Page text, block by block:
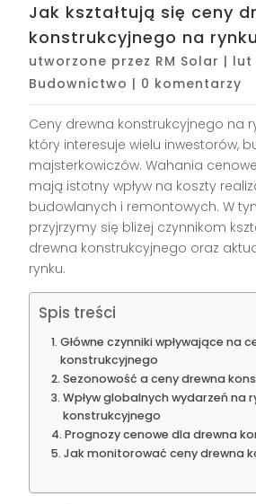
Jak kształtują się ceny
konstrukcyjnego na
utworzone przez RM Solar | lut
Budownictwo | 0 komentarzy
Ceny drewna konstrukcyjnego na
który interesuje wielu inwestorów,
majsterkowiczów. Wahania
mają istotny wpływ na koszty
budowlanych i remontowych. W
przyjrzymy się bliżej czynnikom
drewna konstrukcyjnego oraz
rynku.
Spis treści
Główne czynniki wpływające na
konstrukcyjnego
Sezonowość a ceny drewna
Wpływ globalnych wydarzeń na
konstrukcyjnego
Prognozy cenowe dla drewna
Jak monitorować ceny drewna